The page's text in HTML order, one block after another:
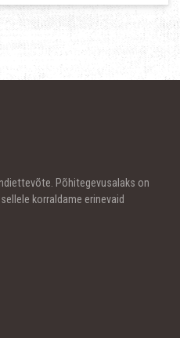
Põhitegevusalaks on
korraldame erinevaid